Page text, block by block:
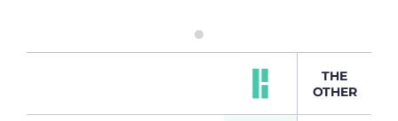
THE
OTHER